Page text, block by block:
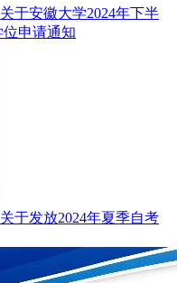
关于安徽大学2024年下半
申请通知
关于发放2024年夏季自考